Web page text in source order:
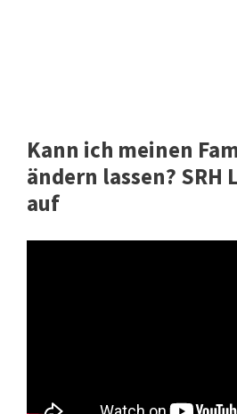
Kann ich meinen
ändern lassen? SRH
auf